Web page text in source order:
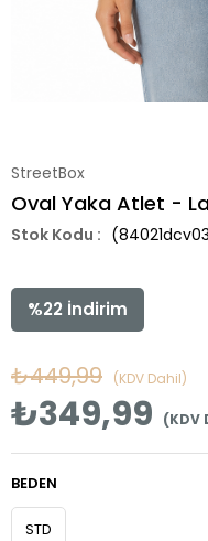
StreetBox
Oval Yaka Atlet -
%22 İndirim
₺449,99 (KDV Dahil)
₺349,99 (KDV
BEDEN
STD